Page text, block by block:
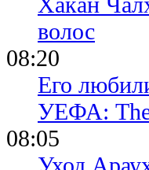
волос
08:20
Его
УЕФА: The
08:05